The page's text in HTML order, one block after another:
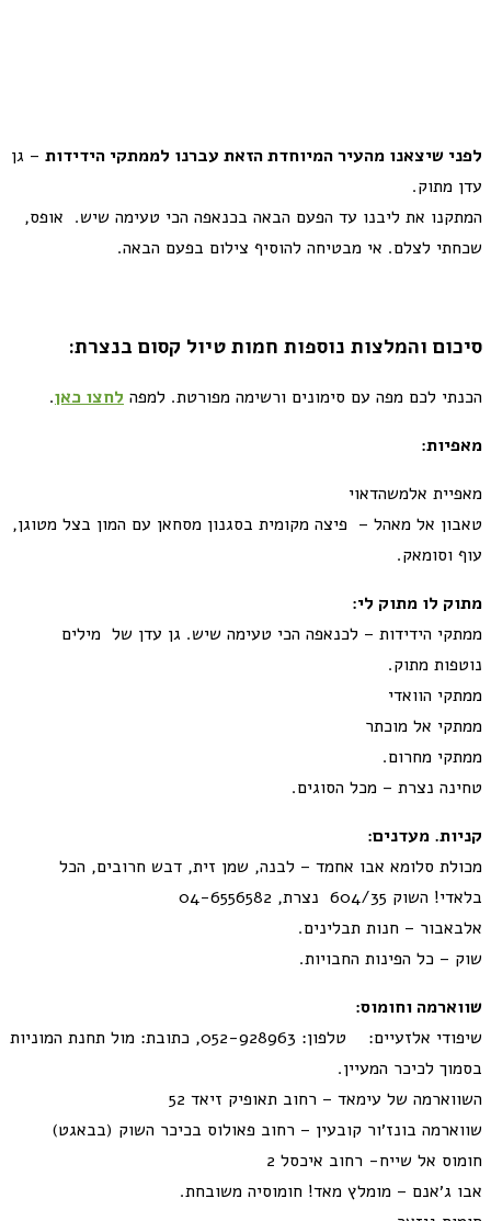
לפני שיצאנו מהעיר המיוחדת הזאת עברנו לממתקי הידידות – גן
עדן מתוק.
המתקנו את ליבנו עד הפעם הבאה בכנאפה הכי טעימה שיש. אופס,
שכחתי לצלם. אי מבטיחה להוסיף צילום בפעם הבאה.
סיכום והמלצות נוספות חמות טיול קסום בנצרת:
הכנתי לכם מפה עם סימונים ורשימה מפורטת. למפה לחצו כאן.
מאפיות:
מאפיית אלמשהדאוי
טאבון אל מאהל – פיצה מקומית בסגנון מסחאן עם המון בצל מטוגן,
עוף וסומאק.
מתוק לו מתוק לי:
ממתקי הידידות – לכנאפה הכי טעימה שיש. גן עדן של מילים
נוטפות מתוק.
ממתקי הוואדי
ממתקי אל מוכתר
ממתקי מחרום.
טחינה נצרת – מכל הסוגים.
קניות. מעדנים:
מכולת סלומא אבו אחמד – לבנה, שמן זית, דבש חרובים, הכל
בלאדי! השוק 604/35 נצרת, 04-6556582
אלבאבור – חנות תבלינים.
שוק – כל הפינות החבויות.
שווארמה וחומוס:
שיפודי אלזעיים: טלפון: 052-928963, כתובת: מול תחנת המוניות
בסמוך לכיכר המעיין.
השווארמה של עימאד – רחוב תאופיק זיאד 52
שווארמה בונז׳ור קובעין – רחוב פאולוס בכיכר השוק (בבאגט)
חומוס אל שייח- רחוב איכסל 2
אבו ג׳אנם – מומלץ מאד! חומוסיה משובחת.